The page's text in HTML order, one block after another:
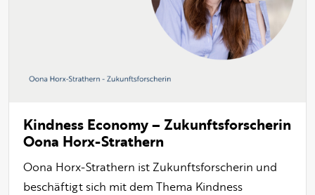
Kindness Economy – Zukunftsforscherin
Oona Horx-Strathern
Oona Horx-Strathern ist Zukunftsforscherin und
beschäftigt sich mit dem Thema Kindness